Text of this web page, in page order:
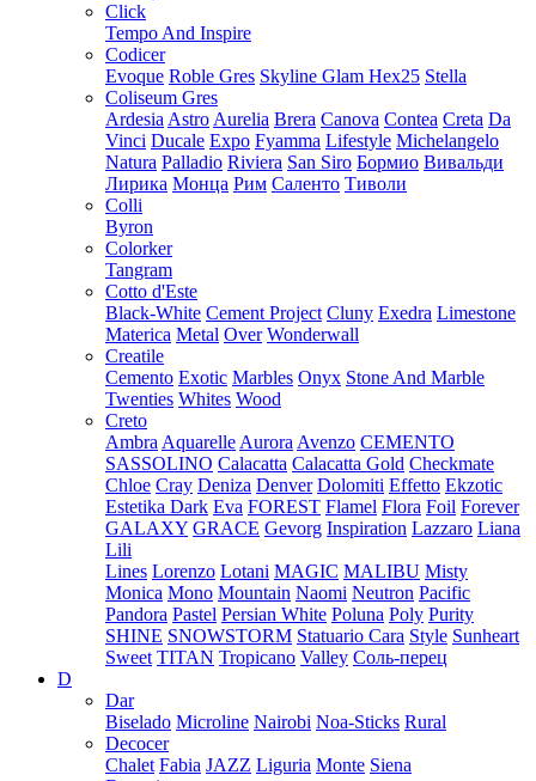
Click
Tempo And Inspire
Codicer
Evoque Roble Gres Skyline Glam Hex25 Stella
Coliseum Gres
Ardesia Astro Aurelia Brera Canova Contea Creta Da
Vinci Ducale Expo Fyamma Lifestyle Michelangelo
Natura Palladio Riviera San Siro Бормио Вивальди
Лирика Монца Рим Саленто Тиволи
Colli
Byron
Colorker
Tangram
Cotto d'Este
Black-White Cement Project Cluny Exedra Limestone
Materica Metal Over Wonderwall
Creatile
Cemento Exotic Marbles Onyx Stone And Marble
Twenties Whites Wood
Creto
Ambra Aquarelle Aurora Avenzo CEMENTO
SASSOLINO Calacatta Calacatta Gold Checkmate
Chloe Cray Deniza Denver Dolomiti Effetto Ekzotic
Estetika Dark Eva FOREST Flamel Flora Foil Forever
GALAXY GRACE Gevorg Inspiration Lazzaro Liana
Lili
Lines Lorenzo Lotani MAGIC MALIBU Misty
Monica Mono Mountain Naomi Neutron Pacific
Pandora Pastel Persian White Poluna Poly Purity
SHINE SNOWSTORM Statuario Cara Style Sunheart
Sweet TITAN Tropicano Valley Соль-перец
D
Dar
Biselado Microline Nairobi Noa-Sticks Rural
Decocer
Chalet Fabia JAZZ Liguria Monte Siena